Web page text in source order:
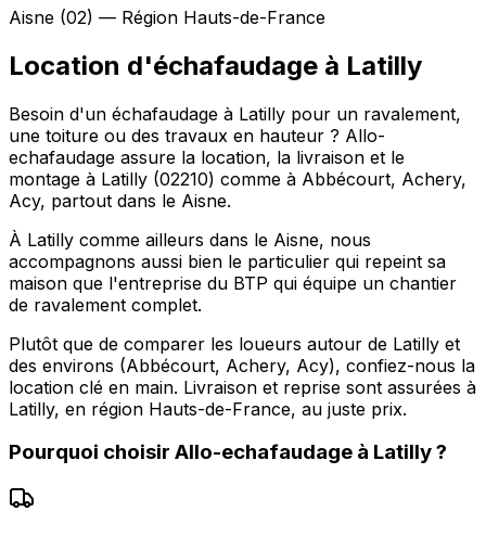
Aisne (02) — Région Hauts-de-France
Location d'échafaudage à Latilly
Besoin d'un échafaudage à Latilly pour un ravalement,
une toiture ou des travaux en hauteur ? Allo-
echafaudage assure la location, la livraison et le
montage à Latilly (02210) comme à Abbécourt, Achery,
Acy, partout dans le Aisne.
À Latilly comme ailleurs dans le Aisne, nous
accompagnons aussi bien le particulier qui repeint sa
maison que l'entreprise du BTP qui équipe un chantier
de ravalement complet.
Plutôt que de comparer les loueurs autour de Latilly et
des environs (Abbécourt, Achery, Acy), confiez-nous la
location clé en main. Livraison et reprise sont assurées à
Latilly, en région Hauts-de-France, au juste prix.
Pourquoi choisir Allo-echafaudage à Latilly?